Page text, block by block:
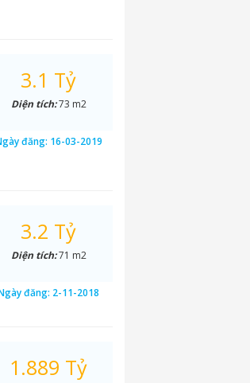
3.1 Tỷ
Diện tích:73 m2
đăng: 16-03-2019
3.2 Tỷ
Diện tích:71 m2
đăng: 2-11-2018
1.889 Tỷ